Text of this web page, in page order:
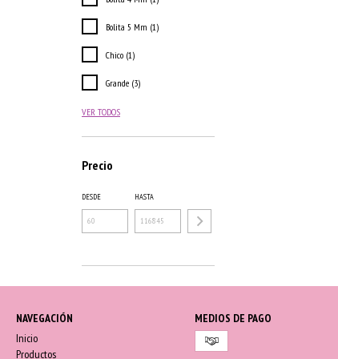
Bolita 5 Mm (1)
Chico (1)
Grande (3)
VER TODOS
Precio
DESDE HASTA
NAVEGACIÓN
Inicio
Productos
MEDIOS DE PAGO